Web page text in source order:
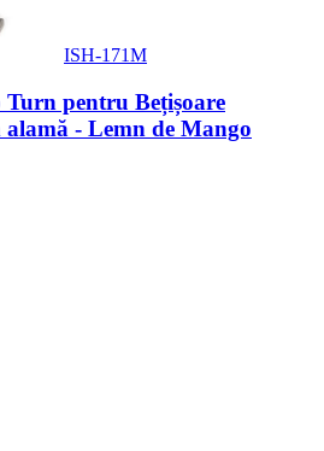
ISH-171M
pentru Bețișoare
- Lemn de Mango